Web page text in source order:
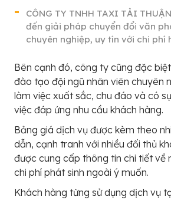
CÔNG TY TNHH TAXI TẢI
đến giải pháp chuyển đổi văn
chuyên nghiệp, uy tín với chi phí
Bên cạnh đó, công ty cũng đặc
đào tạo đội ngũ nhân viên chuyên
làm việc xuất sắc, chu đáo và có
việc đáp ứng nhu cầu khách hàng.
Bảng giá dịch vụ được kèm theo
dẫn, cạnh tranh với nhiều đối thủ
được cung cấp thông tin chi tiết về
chi phí phát sinh ngoài ý muốn.
Khách hàng từng sử dụng dịch vụ